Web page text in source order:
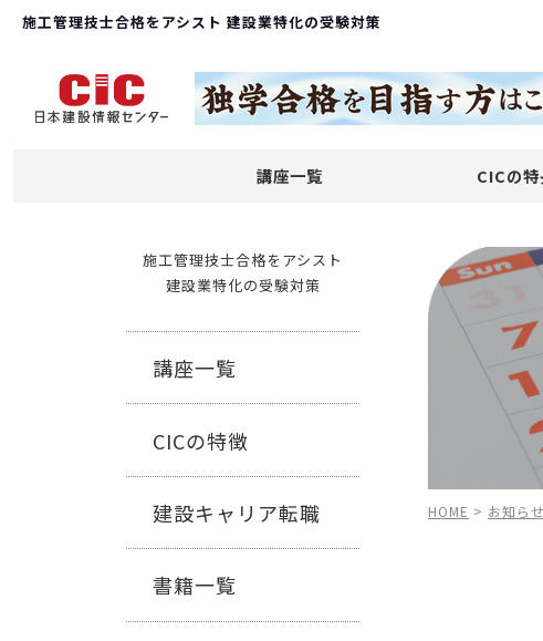
講座一覧 CICの特
施工管理技士合格をアシスト 建設業特化の受験対策
施工管理技士合格をアシスト
建設業特化の受験対策
講座一覧
CICの特徴
建設キャリア転職
書籍一覧
HOME > お知らせ